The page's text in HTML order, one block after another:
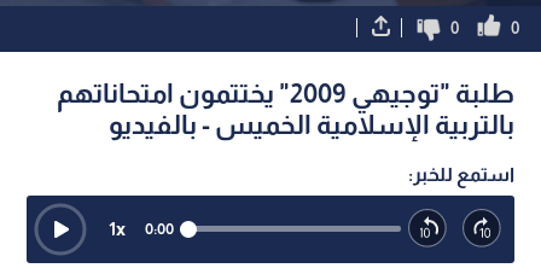
0
0
طلبة "توجيهي 2009" يختتمون امتحاناتهم
بالتربية الإسلامية الخميس - بالفيديو
استمع للخبر:
0:00
1x